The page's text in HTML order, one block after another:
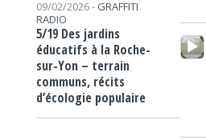
09/02/2026 - GRAFFITI
RADIO
5/19 Des jardins
éducatifs à la Roche-
sur-Yon – terrain
communs, récits
d’écologie populaire
Lecteur audio